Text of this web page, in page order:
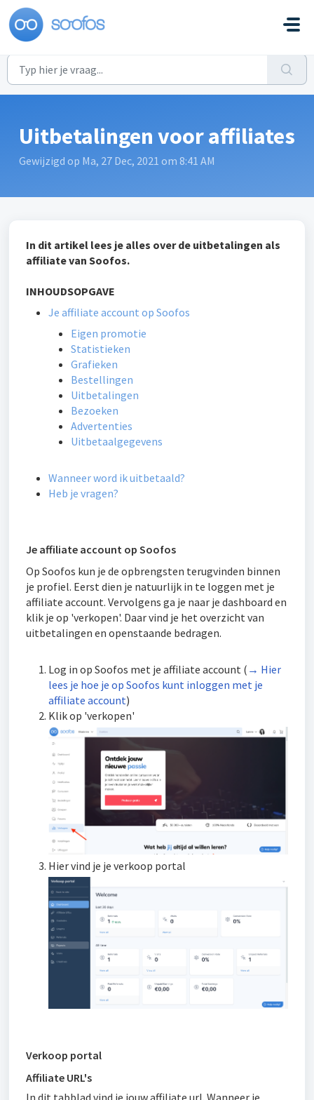
Doorgaan naar hoofdinhoud
Uitbetalingen voor affiliates
Gewijzigd op Ma, 27 Dec, 2021 om 8:41 AM
In dit artikel lees je alles over de uitbetalingen als
affiliate van Soofos.
INHOUDSOPGAVE
Je affiliate account op Soofos
Eigen promotie
Statistieken
Grafieken
Bestellingen
Uitbetalingen
Bezoeken
Advertenties
Uitbetaalgegevens
Wanneer word ik uitbetaald?
Heb je vragen?
Je affiliate account op Soofos
Op Soofos kun je de opbrengsten terugvinden binnen
je profiel. Eerst dien je natuurlijk in te loggen met je
affiliate account. Vervolgens ga je naar je dashboard en
klik je op 'verkopen'. Daar vind je het overzicht van
uitbetalingen en openstaande bedragen.
Log in op Soofos met je affiliate account ( → Hier
lees je hoe je op Soofos kunt inloggen met je
affiliate account)
Klik op 'verkopen'
Hier vind je je verkoop portal
Verkoop portal
Affiliate URL's